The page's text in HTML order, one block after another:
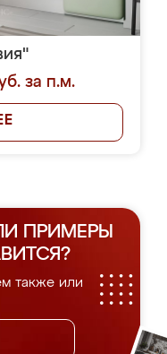
за п.м.
ПРИМЕРЫ
также или